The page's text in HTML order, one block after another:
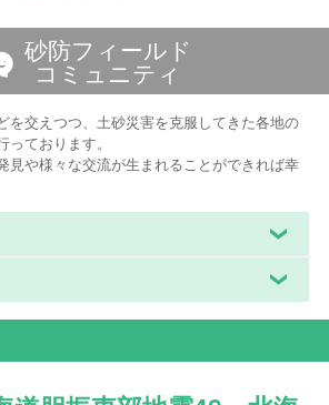
砂防フィールド
コミュニティ
を交えつつ、土砂災害を克服してきた各地の
ております。
見や様々な交流が生まれることができれば幸